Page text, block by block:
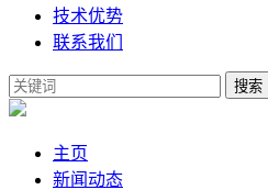
技术优势
联系我们
搜索
主页
新闻动态